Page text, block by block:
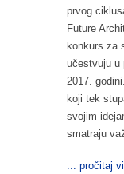
prvog
Future
konkurs za
učestvuju u
2017.
koji tek
svojim
smatraju
... pročitaj